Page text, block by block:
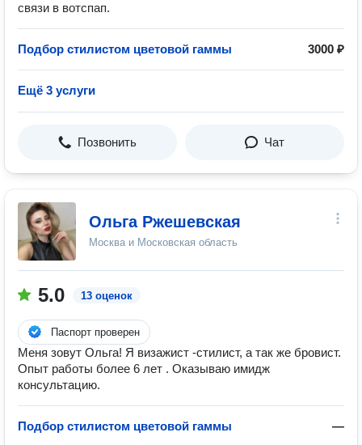
связи в вотспап.
Подбор стилистом цветовой гаммы 3000 ₽
Ещё 3 услуги
Позвонить Чат
Ольга Ржешевская
Москва и Московская область
5.0 13 оценок
Паспорт проверен
Меня зовут Ольга! Я визажист -стилист, а так же бровист.
Опыт работы более 6 лет . Оказываю имидж
консультацию.
Подбор стилистом цветовой гаммы —